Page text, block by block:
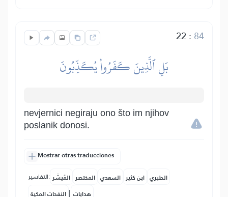
22 : 84
بَلِ ٱلَّذِينَ كَفَرُواْ يُكَذِّبُونَ
nevjernici negiraju ono što im njihov
poslanik donosi.
Mostrar otras traducciones
التفاسير: المُيسَّر المختصر السعدي ابن كثير الطبري
النفحات المكية | هدايات